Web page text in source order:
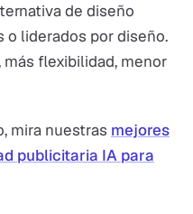
de diseño
o liderados por diseño.
más flexibilidad, menor
mira nuestras mejores
publicitaria IA para